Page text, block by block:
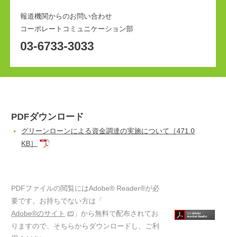
報道機関からのお問い合わせ
コーポレートコミュニケーション部
03-6733-3033
PDFダウンロード
グリーンローンによる資金調達の実施について
［471.0
KB］
PDFファイルの閲覧にはAdobe® Reader®が必
要です。お持ちでない方は「
Adobe®のサイト
」から無料で配布されてお
りますので、そちらからダウンロードし、ご利